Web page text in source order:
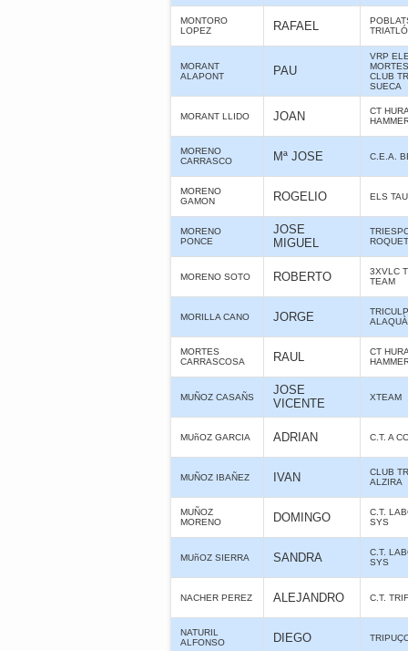
MONTORO
LOPEZ
RAFAEL
TRIATLÓ
MORANT
ALAPONT
PAU
VRP
CLUB
SUECA
MORANT LLIDO JOAN
CT
MORENO
CARRASCO
Mª JOSE C.E.A.
MORENO
GAMON
ROGELIO ELS
MORENO
PONCE
JOSE
MIGUEL
MORENO SOTO ROBERTO
3XVLC
TEAM
MORILLA CANO JORGE
MORTES
CARRASCOSA
RAUL
CT
MUÑOZ CASAÑS
JOSE
VICENTE
XTEAM
MUñOZ GARCIA ADRIAN C.T. A
MUÑOZ IBAÑEZ IVAN
CLUB
ALZIRA
MUÑOZ
MORENO
DOMINGO
C.T.
SYS
MUñOZ SIERRA SANDRA
C.T.
SYS
NACHER PEREZ ALEJANDRO C.T.
NATURIL
ALFONSO
DIEGO